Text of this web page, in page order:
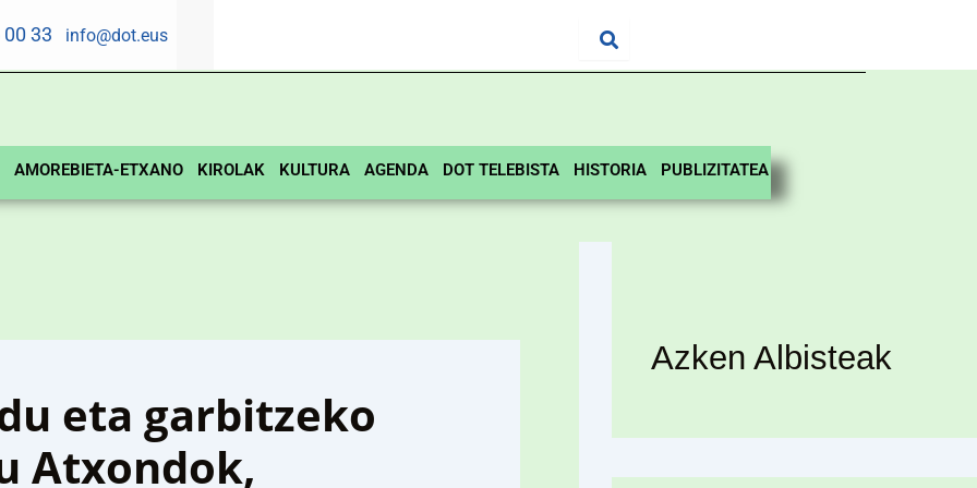
00 33 info@dot.eus
AMOREBIETA-ETXANO KIROLAK KULTURA AGENDA DOT TELEBISTA HISTORIA PUBLIZITATEA
eta garbitzeko
Atxondok,
Azken Albisteak